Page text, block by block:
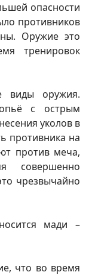
опасности
противников
Оружие это
тренировок
виды оружия.
с острым
уколов в
противника на
против меча,
совершенно
чрезвычайно
мади –
что во время